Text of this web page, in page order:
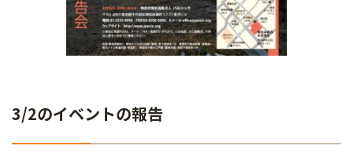
3/2のイベントの報告